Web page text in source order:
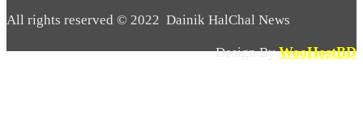
All rights reserved © 2022 Dainik HalChal News
Design ByWooHostBD